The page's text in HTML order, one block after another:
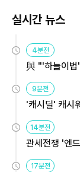
실시간 뉴스
4분전
與 "'하늘이법
9분전
'캐시딜' 캐시
14분전
관세전쟁 '엔
17분전